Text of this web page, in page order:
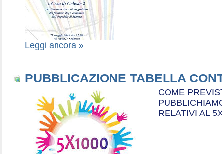
Leggi ancora »
PUBBLICAZIONE TABELLA
COME
RELATIVI AL